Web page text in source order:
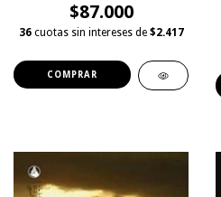
$87.000
36 cuotas sin intereses de $2.417